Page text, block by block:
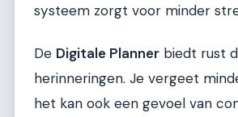
systeem zorgt voor minder
De Digitale Planner biedt rust
herinneringen. Je vergeet
het kan ook een gevoel van